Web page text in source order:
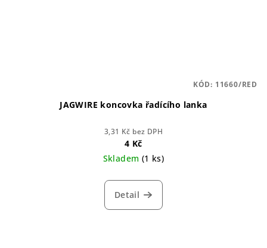
JAGWIRE koncovka řadícího lanka
3,31 Kč bez DPH
4 Kč
Skladem (1 ks)
Detail
KÓD: 11660/RED